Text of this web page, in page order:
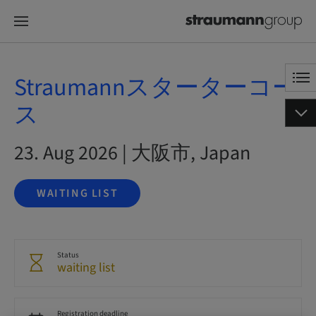
Straumannスターターコー
ス
23. Aug 2026 | 大阪市, Japan
WAITING LIST
Status
waiting list
Registration deadline